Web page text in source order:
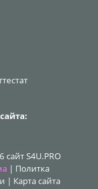
S4U.PRO
| Политка
| Карта сайта